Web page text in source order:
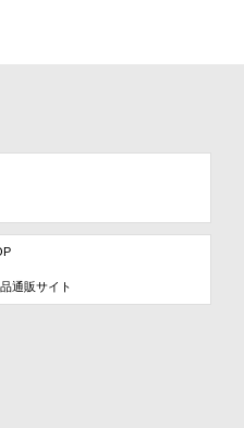
通販サイト